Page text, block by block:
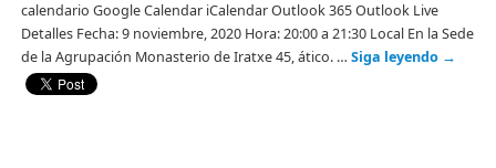
calendario Google Calendar iCalendar Outlook 365 Outlook Live
Detalles Fecha: 9 noviembre, 2020 Hora: 20:00 a 21:30 Local En la Sede
de la Agrupación Monasterio de Iratxe 45, ático. … Siga leyendo →